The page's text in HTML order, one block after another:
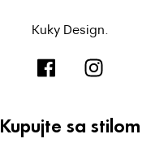
Kuky Design.
Kupujte sa stilom